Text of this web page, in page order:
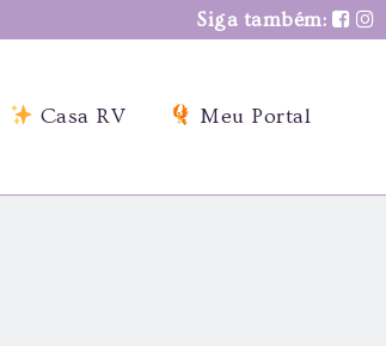
Siga também:
Casa RV Meu Portal